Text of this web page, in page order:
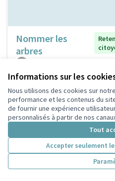
Informations sur les
Nous utilisons des cookies sur
performance et les contenus du
de fournir une expérience
personnalisés à partir de nos
Tout
Accepter seulement
Nommer les
arbres
Nichoirs pour